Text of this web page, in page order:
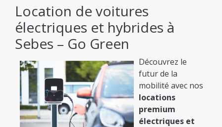
la meilleure expérience de location.
Partenaires de Top - Les agences les plus
populaires
Nous collaborons avec les leaders : Autonom,
Travis, Gorent et bien d'autres.
Réservation Rapide
Technologie moderne pour une location en ligne
simple, rapide et confortable.
Location de voitures
électriques et hybrides à
Sebes – Go Green
Découvrez le
futur de la
mobilité avec nos
locations
premium
électriques et